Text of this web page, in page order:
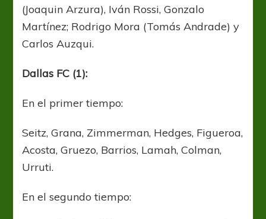
(Joaquin Arzura), Iván Rossi, Gonzalo
Martínez; Rodrigo Mora (Tomás Andrade) y
Carlos Auzqui.
Dallas FC (1):
En el primer tiempo:
Seitz, Grana, Zimmerman, Hedges, Figueroa,
Acosta, Gruezo, Barrios, Lamah, Colman,
Urruti.
En el segundo tiempo: